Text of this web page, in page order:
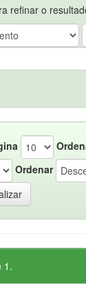
refinar o
Ordenar
1.